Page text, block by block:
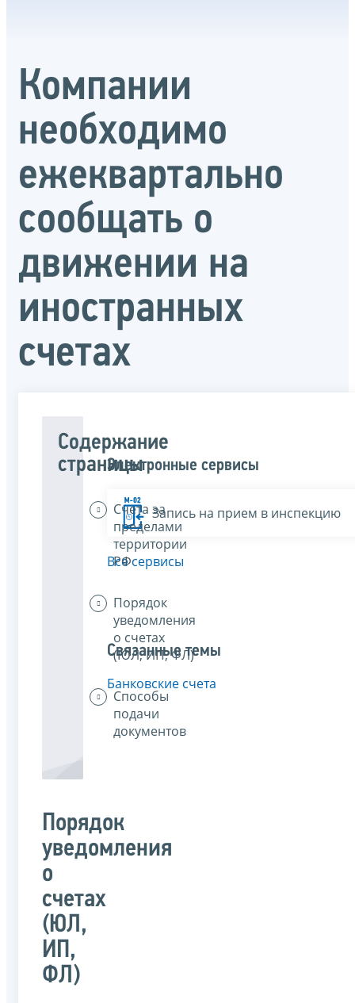
Компании
необходимо
ежеквартально
сообщать о
движении на
иностранных
счетах
Содержание
страницы
Счета за
пределами
территории
РФ
Порядок
уведомления
о счетах
(ЮЛ, ИП, ФЛ)
Способы
подачи
документов
Порядок
уведомления
о
счетах
(ЮЛ,
ИП,
ФЛ)
Электронные сервисы
Запись на прием в инспекцию
Все сервисы
Связанные темы
Банковские счета